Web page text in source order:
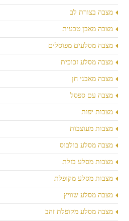
מצבה בצורת לב
מצבה מאבן טבעית
מצבה מסלעים מפוסלים
מצבה מסלע זכוכית
מצבה מאבני חן
מצבה עם ספסל
מצבות יפות
מצבות מעוצבות
מצבה מסלע בולבוס
מצבות מסלע בזלת
מצבות מסלע מקופלת
מצבה מסלע שוויץ
מצבה מסלע מקופלת זהב